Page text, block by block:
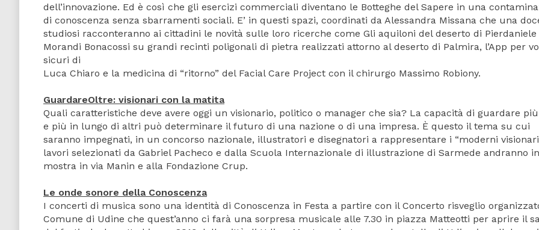
dell’innovazione. Ed è così che gli esercizi commerciali diventano le Botteghe del Sapere in una
di conoscenza senza sbarramenti sociali. E’ in questi spazi, coordinati da Alessandra Missana che una
studiosi racconteranno ai cittadini le novità sulle loro ricerche come Gli aquiloni del deserto di Pierdaniele
Morandi Bonacossi su grandi recinti poligonali di pietra realizzati attorno al deserto di Palmira, l’App per
sicuri di
Luca Chiaro e la medicina di “ritorno” del Facial Care Project con il chirurgo Massimo Robiony.
GuardareOltre: visionari con la matita
Quali caratteristiche deve avere oggi un visionario, politico o manager che sia? La capacità di guardare
e più in lungo di altri può determinare il futuro di una nazione o di una impresa. È questo il tema su cui
saranno impegnati, in un concorso nazionale, illustratori e disegnatori a rappresentare i “moderni
lavori selezionati da Gabriel Pacheco e dalla Scuola Internazionale di illustrazione di Sarmede andranno in
mostra in via Manin e alla Fondazione Crup.
Le onde sonore della Conoscenza
I concerti di musica sono una identità di Conoscenza in Festa a partire con il Concerto risveglio
Comune di Udine che quest’anno ci farà una sorpresa musicale alle 7.30 in piazza Matteotti per aprire il